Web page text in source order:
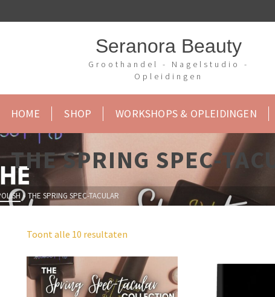
Seranora Beauty
Groothandel - Nagelstudio -
Opleidingen
HOME SHOP WORKSHOPS & OPLEIDINGEN
THE SPRING SPEC-
»THE SPRING SPEC-TACULAR
Toont alle 10 resultaten